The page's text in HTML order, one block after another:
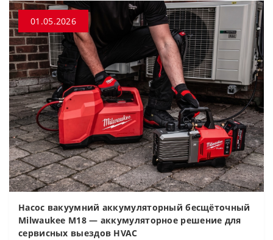
01.05.2026
Насос вакуумний аккумуляторный бесщёточный
Milwaukee M18 — аккумуляторное решение для
сервисных выездов HVAC